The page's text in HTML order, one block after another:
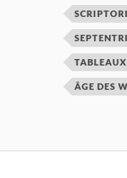
TABLEAUX
ÂGE DES